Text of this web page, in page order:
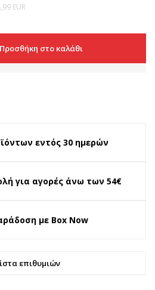
EUR
Προσθήκη στο καλάθι
εντός 30 ημερών
για αγορές άνω των 54€
με Box Now
επιθυμιών